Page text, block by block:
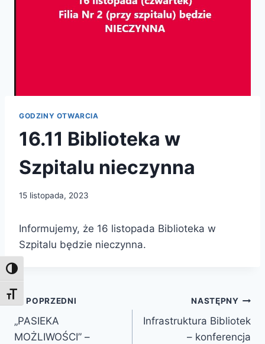
Toggle High Contrast
Toggle Font size
GODZINY OTWARCIA
16.11 Biblioteka w
Szpitalu nieczynna
15 listopada, 2023
Informujemy, że 16 listopada Biblioteka w
Szpitalu będzie nieczynna.
Nawigacja
wpisu
POPRZEDNI
„PASIEKA
MOŻLIWOŚCI” –
NASTĘPNY
Infrastruktura Bibliotek
– konferencja